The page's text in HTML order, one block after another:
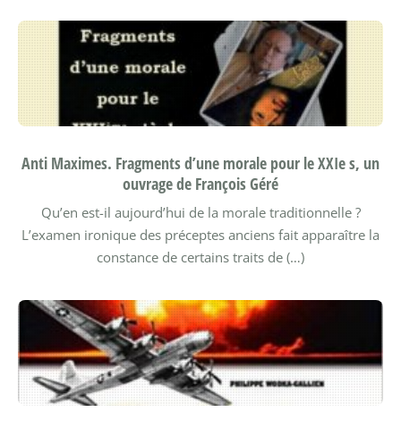
Anti Maximes. Fragments d’une morale pour le XXIe s, un
ouvrage de François Géré
Qu’en est-il aujourd’hui de la morale traditionnelle ?
L’examen ironique des préceptes anciens fait apparaître la
constance de certains traits de (…)